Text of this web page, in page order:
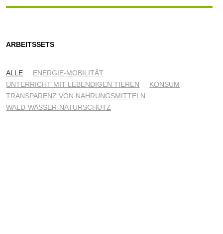
ARBEITSSETS
ALLE
ENERGIE-MOBILITÄT
UNTERRICHT MIT LEBENDIGEN TIEREN
KONSUM
TRANSPARENZ VON NAHRUNGSMITTELN
WALD-WASSER-NATURSCHUTZ